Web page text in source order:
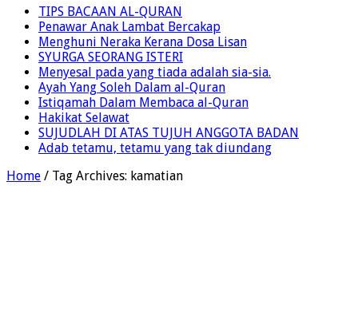
TIPS BACAAN AL-QURAN
Penawar Anak Lambat Bercakap
Menghuni Neraka Kerana Dosa Lisan
SYURGA SEORANG ISTERI
Menyesal pada yang tiada adalah sia-sia.
Ayah Yang Soleh Dalam al-Quran
Istiqamah Dalam Membaca al-Quran
Hakikat Selawat
SUJUDLAH DI ATAS TUJUH ANGGOTA BADAN
Adab tetamu, tetamu yang tak diundang
Home / Tag Archives: kamatian